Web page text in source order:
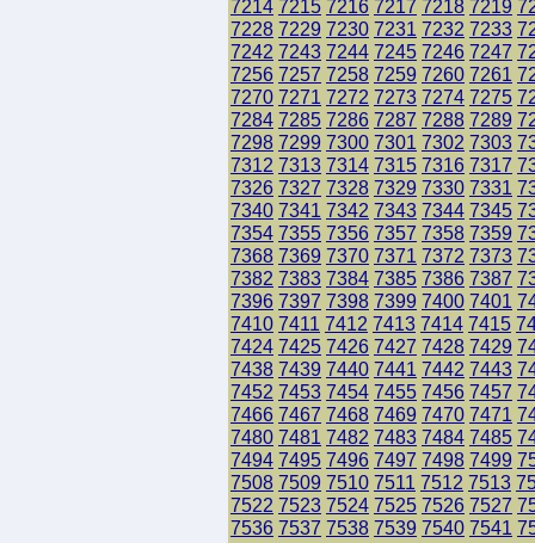
7214 7215 7216 7217 7218 7219
7228 7229 7230 7231 7232 7233
7242 7243 7244 7245 7246 7247
7256 7257 7258 7259 7260 7261
7270 7271 7272 7273 7274 7275
7284 7285 7286 7287 7288 7289
7298 7299 7300 7301 7302 7303
7312 7313 7314 7315 7316 7317
7326 7327 7328 7329 7330 7331
7340 7341 7342 7343 7344 7345
7354 7355 7356 7357 7358 7359
7368 7369 7370 7371 7372 7373
7382 7383 7384 7385 7386 7387
7396 7397 7398 7399 7400 7401
7410 7411 7412 7413 7414 7415
7424 7425 7426 7427 7428 7429
7438 7439 7440 7441 7442 7443
7452 7453 7454 7455 7456 7457
7466 7467 7468 7469 7470 7471
7480 7481 7482 7483 7484 7485
7494 7495 7496 7497 7498 7499
7508 7509 7510 7511 7512 7513
7522 7523 7524 7525 7526 7527
7536 7537 7538 7539 7540 7541